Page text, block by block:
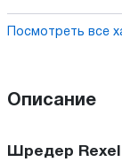
Посмотреть все
Описание
Шредер Rexel